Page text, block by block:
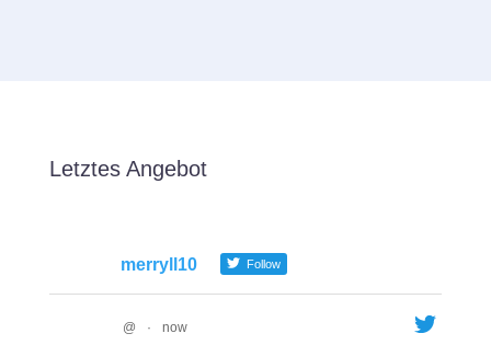
Letztes Angebot
merryll10 Follow
@ · now